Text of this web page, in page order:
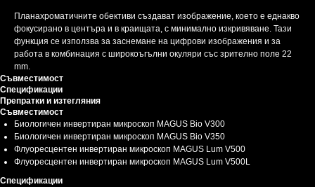
Планахроматичните обективи създават изображение, което е еднакво
фокусирано в центъра и в краищата, с минимално изкривяване. Тази
функция се използва за заснемане на цифрови изображения и за
работа в комбинация с широкоъгълни окуляри със зрително поле 22
mm.
Съвместимост
Спецификации
Препратки и изтегляния
Съвместимост
Биологичен инвертиран микроскоп MAGUS Bio V300
Биологичен инвертиран микроскоп MAGUS Bio V350
Флуоресцентен инвертиран микроскоп MAGUS Lum V500
Флуоресцентен инвертиран микроскоп MAGUS Lum V500L
Спецификации